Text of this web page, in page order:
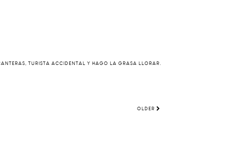
TURISTA ACCIDENTAL Y HAGO LA GRASA LLORAR.
OLDER